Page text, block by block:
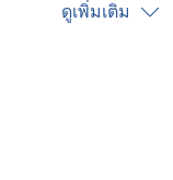
งจากทัศนวิสัยย่ำแย่
ดูเพิ่มเติม